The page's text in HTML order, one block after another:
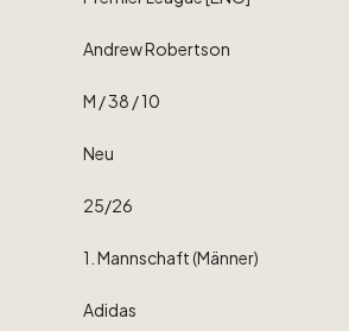
AndrewRobertson
M ​/​38 ​/​10
Neu
25​/​26
1. Mannschaft(Männer)
Adidas